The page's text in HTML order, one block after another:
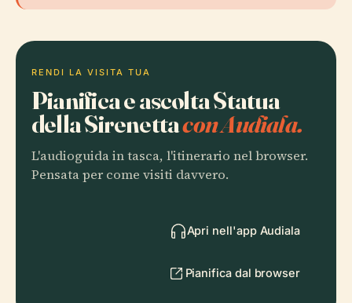
RENDI LA VISITA TUA
Pianifica e ascolta Statua
della Sirenettacon Audiala.
L'audioguida in tasca, l'itinerario nel browser.
Pensata per come visiti davvero.
Apri nell'app Audiala
Pianifica dal browser